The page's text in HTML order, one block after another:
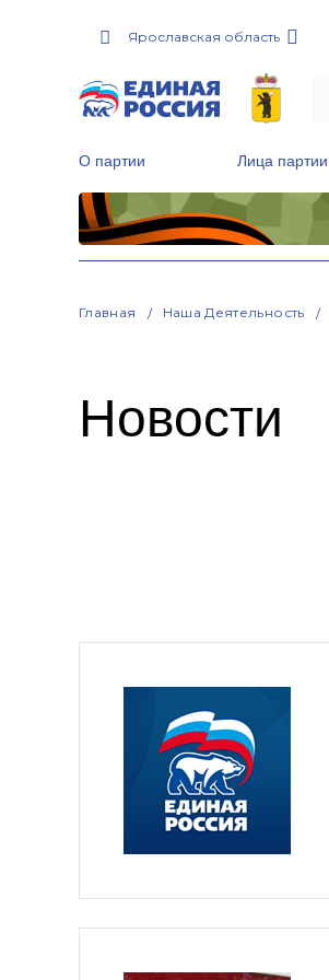
Ярославская область
О партии Лица партии
Главная Наша Деятельность
Новости